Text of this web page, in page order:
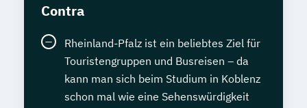
Contra
Rheinland-Pfalz ist ein beliebtes Ziel für
Touristengruppen und Busreisen – da
kann man sich beim Studium in Koblenz
schon mal wie eine Sehenswürdigkeit